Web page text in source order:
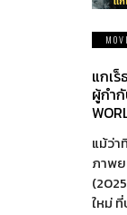
แกเ
ผู้กำ
แม้ว่
ภาพ
ใหม่